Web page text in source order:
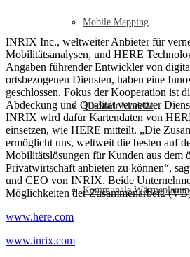
Mobile Mapping
3D-Stadt Modelle
Kommunale
INRIX Inc., weltweiter Anbieter für
Mobilitätsanalysen, und HERE
Angaben führender Entwickler von
ortsbezogenen Diensten, haben eine
geschlossen. Fokus der Kooperation ist
Abdeckung und Qualität vernetzter
INRIX wird dafür Kartendaten von
einsetzen, wie HERE mitteilt. „Die
ermöglicht uns, weltweit die besten auf
Mobilitätslösungen für Kunden aus dem
Privatwirtschaft anbieten zu können“,
und CEO von INRIX. Beide
Möglichkeiten der Zusammenarbeit.
www.here.com
www.inrix.com